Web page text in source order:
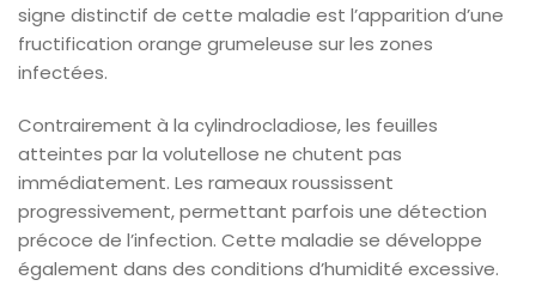
signe distinctif de cette maladie est l’apparition d’une
fructification orange grumeleuse sur les zones
infectées.
Contrairement à la cylindrocladiose, les feuilles
atteintes par la volutellose ne chutent pas
immédiatement. Les rameaux roussissent
progressivement, permettant parfois une détection
précoce de l’infection. Cette maladie se développe
également dans des conditions d’humidité excessive.